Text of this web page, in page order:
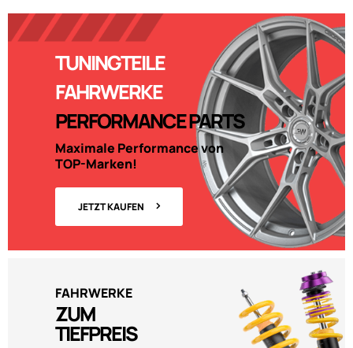
TUNINGTEILE
FAHRWERKE
PERFORMANCE PARTS
Maximale Performance von
TOP-Marken!
JETZT KAUFEN
FAHRWERKE
ZUM
TIEFPREIS